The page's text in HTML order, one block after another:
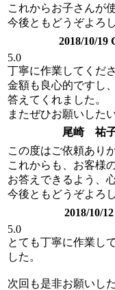
これからお子さんが
今後ともどうぞよろ
2018/10/
5.0
丁寧に作業してくだ
金額も良心的ですし
答えてくれました。
またぜひお願いした
尾崎 祐
この度はご依頼あり
これからも、お客様
お答えできるよう、
今後ともどうぞよろ
2018/10/
5.0
とても丁寧に作業し
した。
次回も是非お願いし